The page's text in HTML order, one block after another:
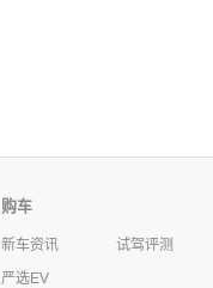
购车
新车资讯
试驾评测
严选EV